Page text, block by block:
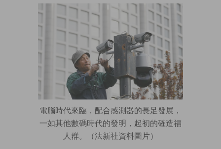
電腦時代來臨，配合感測器的長足發展，
一如其他數碼時代的發明，起初的確造福
人群。（法新社資料圖片）